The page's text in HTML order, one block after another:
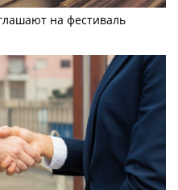
на фестиваль